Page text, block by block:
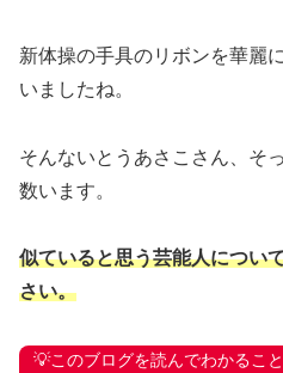
新体操の手具のリボンを華麗
いましたね。
そんないとうあさこさん、そ
数います。
似ていると思う芸能人につい
さい。
💡このブログを読んでわかること